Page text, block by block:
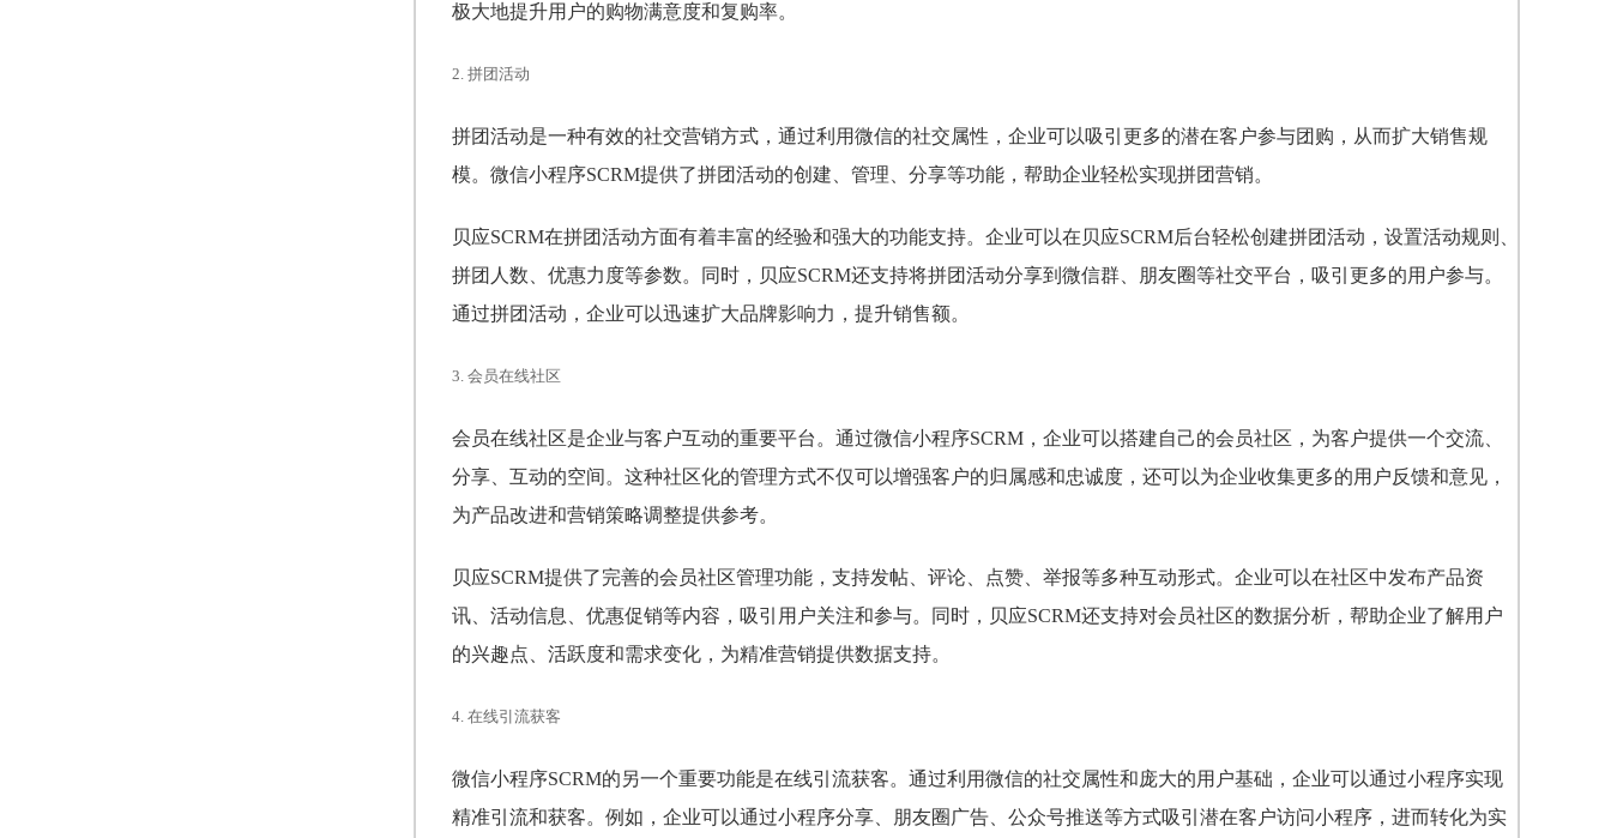
极大地提升用户的购物满意度和复购率。
2. 拼团活动
拼团活动是一种有效的社交营销方式，通过利用微信的社交属性，企业可以吸引更多的潜在客户参与团购，从而扩大销售规
模。微信小程序SCRM提供了拼团活动的创建、管理、分享等功能，帮助企业轻松实现拼团营销。
贝应SCRM在拼团活动方面有着丰富的经验和强大的功能支持。企业可以在贝应SCRM后台轻松创建拼团活动，设置活动规则、
拼团人数、优惠力度等参数。同时，贝应SCRM还支持将拼团活动分享到微信群、朋友圈等社交平台，吸引更多的用户参与。
通过拼团活动，企业可以迅速扩大品牌影响力，提升销售额。
3. 会员在线社区
会员在线社区是企业与客户互动的重要平台。通过微信小程序SCRM，企业可以搭建自己的会员社区，为客户提供一个交流、
分享、互动的空间。这种社区化的管理方式不仅可以增强客户的归属感和忠诚度，还可以为企业收集更多的用户反馈和意见，
为产品改进和营销策略调整提供参考。
贝应SCRM提供了完善的会员社区管理功能，支持发帖、评论、点赞、举报等多种互动形式。企业可以在社区中发布产品资
讯、活动信息、优惠促销等内容，吸引用户关注和参与。同时，贝应SCRM还支持对会员社区的数据分析，帮助企业了解用户
的兴趣点、活跃度和需求变化，为精准营销提供数据支持。
4. 在线引流获客
微信小程序SCRM的另一个重要功能是在线引流获客。通过利用微信的社交属性和庞大的用户基础，企业可以通过小程序实现
精准引流和获客。例如，企业可以通过小程序分享、朋友圈广告、公众号推送等方式吸引潜在客户访问小程序，进而转化为实